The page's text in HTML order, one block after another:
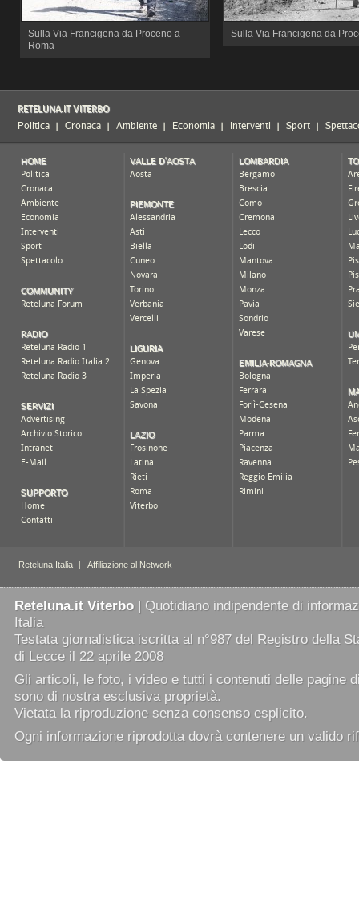
Sulla Via Francigena da Proceno a
Roma
Sulla Via Francigena da
Reteluna.it Viterbo | Quotidiano indipendente di
Italia
Testata giornalistica iscritta al n°987 del Registro della
di Lecce il 22 aprile 2008
Gli articoli, le foto, i video e tutti i contenuti delle pagine
sono di nostra esclusiva proprietà.
Vietata la riproduzione senza consenso esplicito.
Ogni informazione riprodotta dovrà contenere un valido